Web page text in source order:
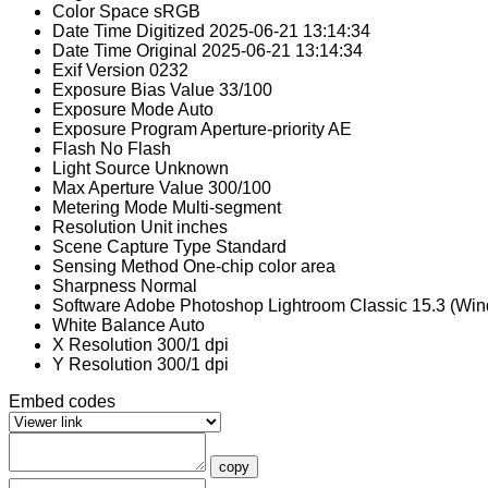
Color Space sRGB
Date Time Digitized 2025-06-21 13:14:34
Date Time Original 2025-06-21 13:14:34
Exif Version 0232
Exposure Bias Value 33/100
Exposure ModeAuto
Exposure ProgramAperture-priority AE
Flash No Flash
Light Source Unknown
Max Aperture Value 300/100
Metering Mode Multi-segment
Resolution Unit inches
Scene Capture Type Standard
Sensing Method One-chip color area
Sharpness Normal
SoftwareAdobe Photoshop Lightroom Classic 15.3
White BalanceAuto
X Resolution 300/1 dpi
Y Resolution 300/1 dpi
Embed codes
copy